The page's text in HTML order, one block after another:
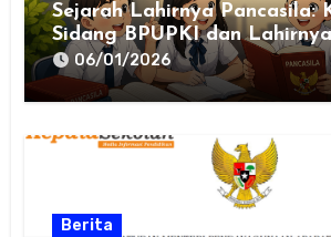
Sejarah Lahirnya Pancasila:
Sidang BPUPKI dan
Dasar Negara
06/01/2026
Berita